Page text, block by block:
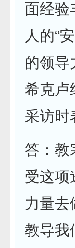
面经验
人的“
的领导
希克卢
采访时
答：教
受这项
力量去
教导我